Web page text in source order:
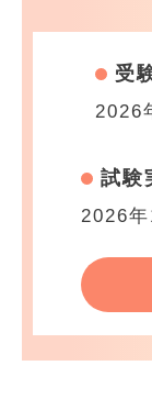
受
2026
試験
2026